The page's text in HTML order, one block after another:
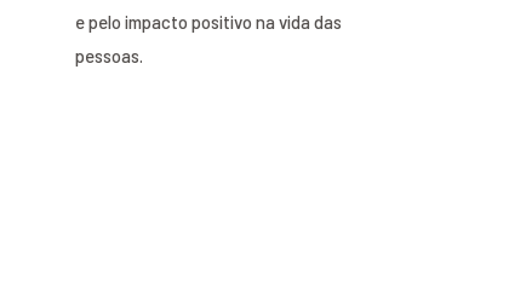
e pelo impacto positivo na vida das
pessoas.